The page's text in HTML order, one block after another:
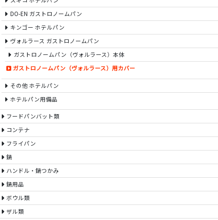
DO-EN ガストロノームパン
キンゴー ホテルパン
ヴォルラース ガストロノームパン
ガストロノームパン（ヴォルラース）本体
ガストロノームパン（ヴォルラース）用カバー
その他 ホテルパン
ホテルパン用備品
フードパンバット類
コンテナ
フライパン
鍋
ハンドル・鍋つかみ
鍋用品
ボウル類
ザル類